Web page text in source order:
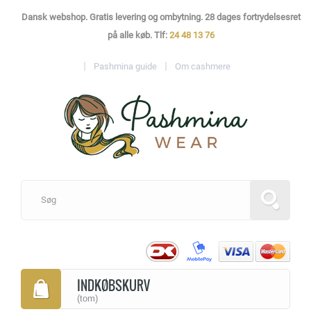
Dansk webshop. Gratis levering og ombytning. 28 dages fortrydelsesret
på alle køb. Tlf: 24 48 13 76
Pashmina guide Om cashmere
INDKØBSKURV
(tom)